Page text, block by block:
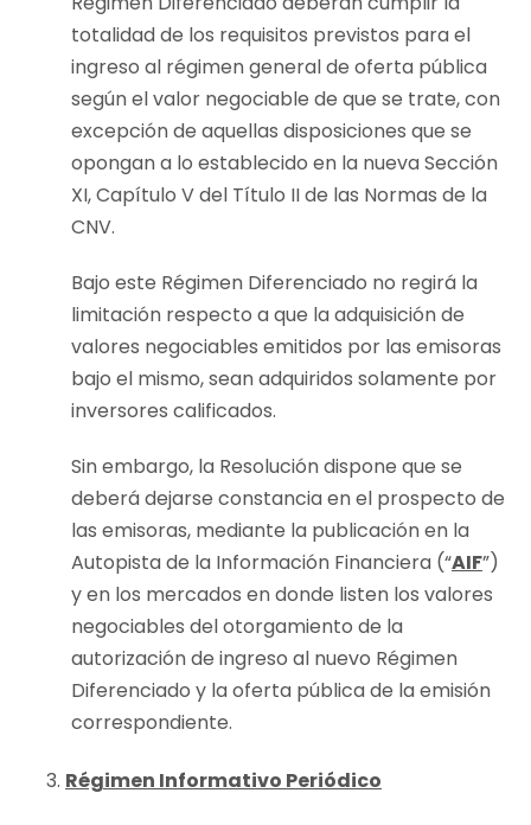
totalidad de los requisitos previstos para el
ingreso al régimen general de oferta pública
según el valor negociable de que se trate, con
excepción de aquellas disposiciones que se
opongan a lo establecido en la nueva Sección
XI, Capítulo V del Título II de las Normas de la
CNV.
Bajo este Régimen Diferenciado no regirá la
limitación respecto a que la adquisición de
valores negociables emitidos por las emisoras
bajo el mismo, sean adquiridos solamente por
inversores calificados.
Sin embargo, la Resolución dispone que se
deberá dejarse constancia en el prospecto de
las emisoras, mediante la publicación en la
Autopista de la Información Financiera (“AIF”)
y en los mercados en donde listen los valores
negociables del otorgamiento de la
autorización de ingreso al nuevo Régimen
Diferenciado y la oferta pública de la emisión
correspondiente.
Régimen Informativo Periódico